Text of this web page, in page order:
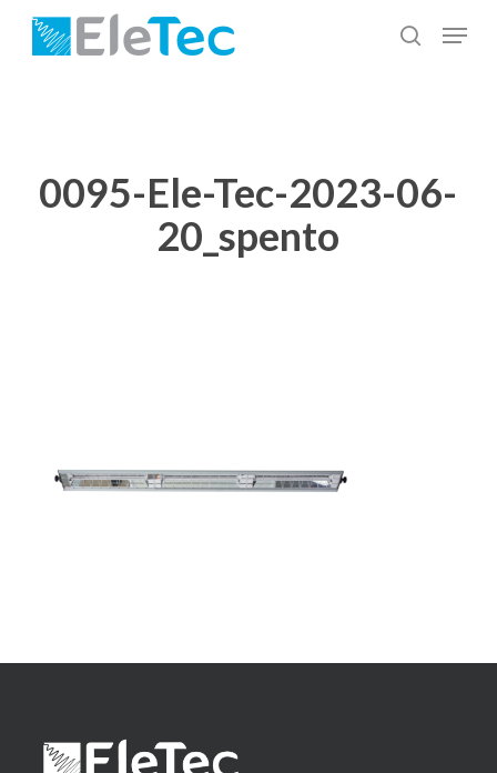
Salta
cerca
Menu
0095-Ele-Tec-2023-06-
20_spento